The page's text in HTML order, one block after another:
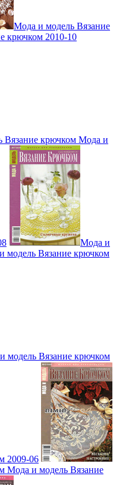
Мода и модель Вязание
крючком 2010-10
Вязание крючком Мода и
Мода и
модель Вязание крючком
модель Вязание крючком
2009-06
Мода и модель Вязание